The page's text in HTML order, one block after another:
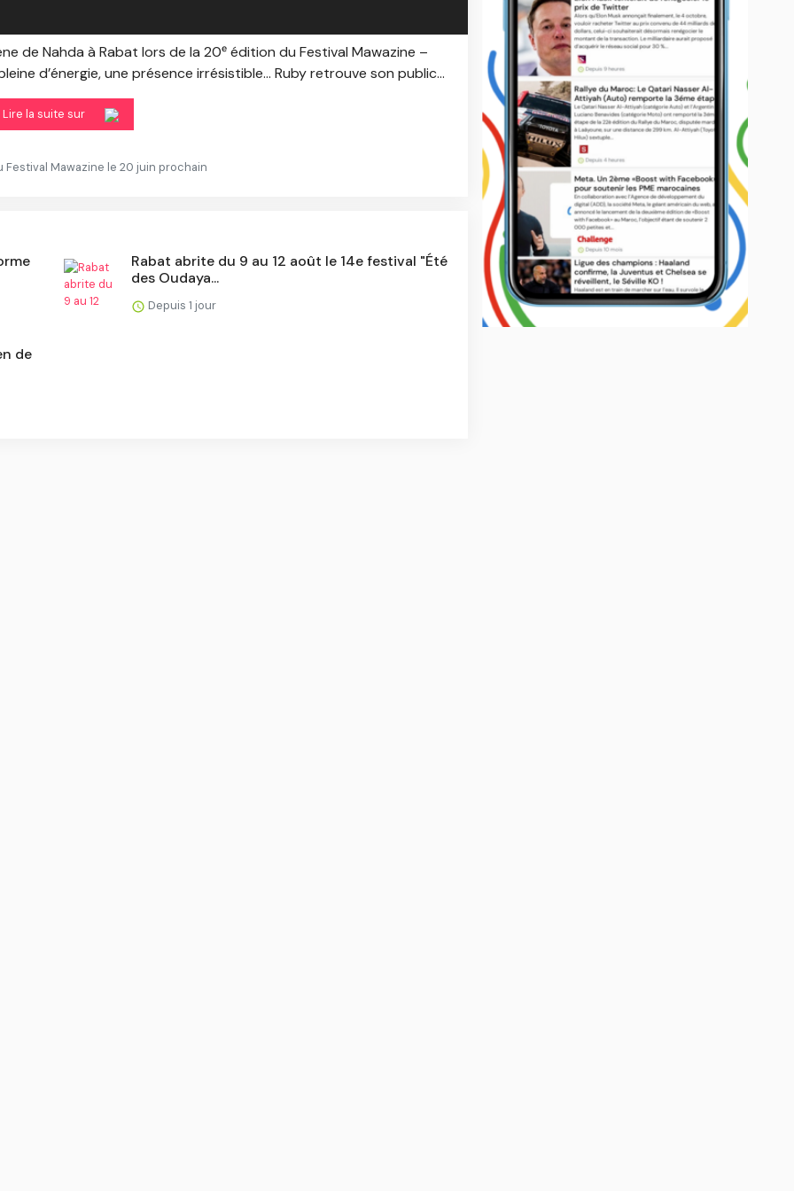
de Nahda à Rabat lors de la 20ᵉ édition du Festival Mawazine –
d’énergie, une présence irrésistible… Ruby retrouve son public...
Lire la suite sur
Mawazine le 20 juin prochain
Rabat abrite du 9 au 12 août le 14e festival "Été
des Oudaya...
Depuis 1 jour
de